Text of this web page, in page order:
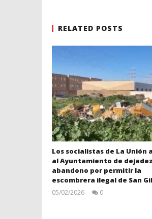
RELATED POSTS
Los socialistas de La Unión
al Ayuntamiento de
abandono por permitir la
escombrera ilegal de San
05/02/2026
0